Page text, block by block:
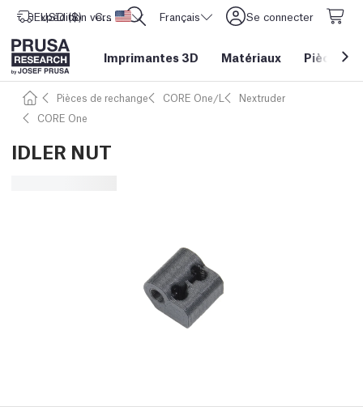
Expédition vers Etats-Unis d'Amérique
USD ($) CORE One L: Maintenant en stock ! Français Se connecter
Imprimantes 3D Matériaux Pièces&
Pièces de rechange CORE One/L
Nextruder
CORE One
IDLER NUT